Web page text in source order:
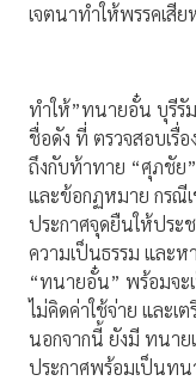
เจตนาทำให้พรรคเสีย
ทำให้”ทนายอั๋น บุรีรั
ชื่อดัง ที่ ตรวจสอบเรื่อ
ถึงกับท้าทาย “ศุภชัย
และข้อกฏหมาย กรณีเ
ประกาศจุดยืนให้ปร
ความเป็นธรรม และ
“ทนายอั๋น” พร้อมจะ
ไม่คิดค่าใช้จ่าย และเ
นอกจากนี้ ยังมี ทนา
ประกาศพร้อมเป็นท